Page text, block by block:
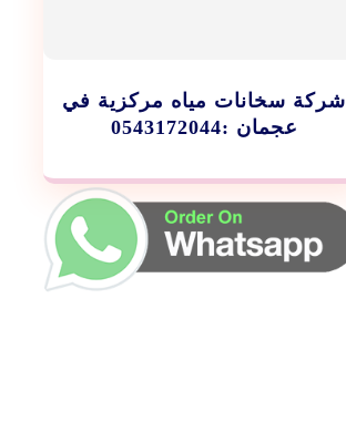
شركة سخانات مياه مركزية في
عجمان :0543172044